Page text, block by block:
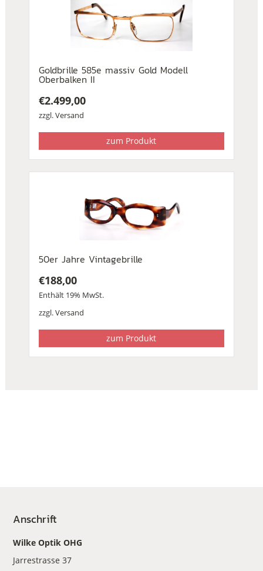
Goldbrille 585e massiv Gold Modell
Oberbalken II
€2.499,00
zzgl.Versand
zum Produkt
50er Jahre Vintagebrille
€188,00
Enthält 19% MwSt.
zzgl.Versand
zum Produkt
Anschrift
Wilke Optik OHG
Jarrestrasse 37